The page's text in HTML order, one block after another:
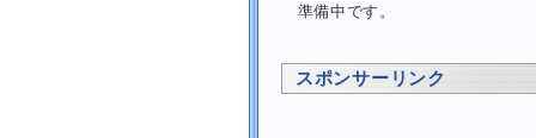
準備中です。
スポンサーリンク